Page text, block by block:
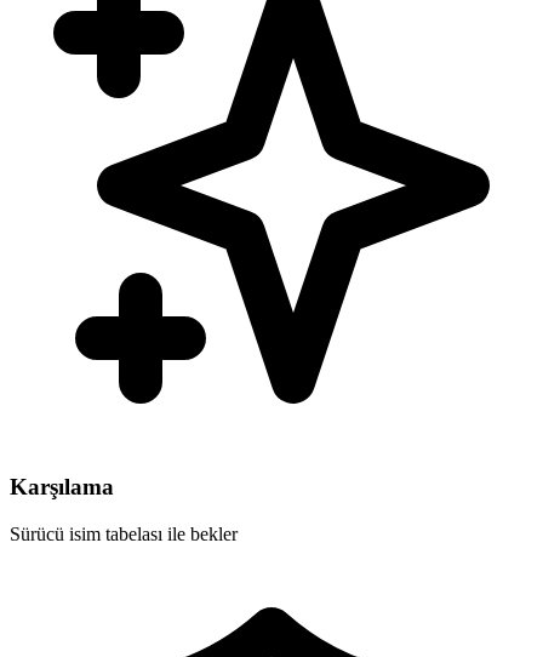
Karşılama
Sürücü isim tabelası ile bekler